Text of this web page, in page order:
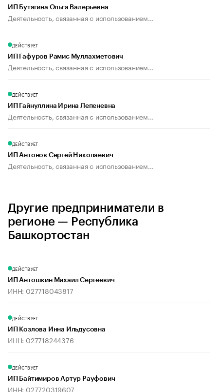
ИП Бутягина Ольга Валерьевна
Деятельность, связанная с использованием...
ДЕЙСТВУЕТ
ИП Гафуров Рамис Муллахметович
Деятельность, связанная с использованием...
ДЕЙСТВУЕТ
ИП Гайнуллина Ирина Лепеневна
Деятельность, связанная с использованием...
ДЕЙСТВУЕТ
ИП Антонов Сергей Николаевич
Деятельность, связанная с использованием...
Другие предприниматели в
регионе — Республика
Башкортостан
ДЕЙСТВУЕТ
ИП Антошкин Михаил Сергеевич
ИНН: 027718043817
ДЕЙСТВУЕТ
ИП Козлова Инна Ильдусовна
ИНН: 027718244376
ДЕЙСТВУЕТ
ИП Байтимиров Артур Рауфович
ИНН: 027720319607